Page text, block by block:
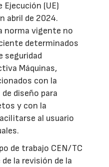
(UE)
abril de 2024.
norma vigente no
determinados
seguridad
Máquinas,
con la
diseño para
y con la
al usuario
de trabajo CEN/TC
la revisión de la